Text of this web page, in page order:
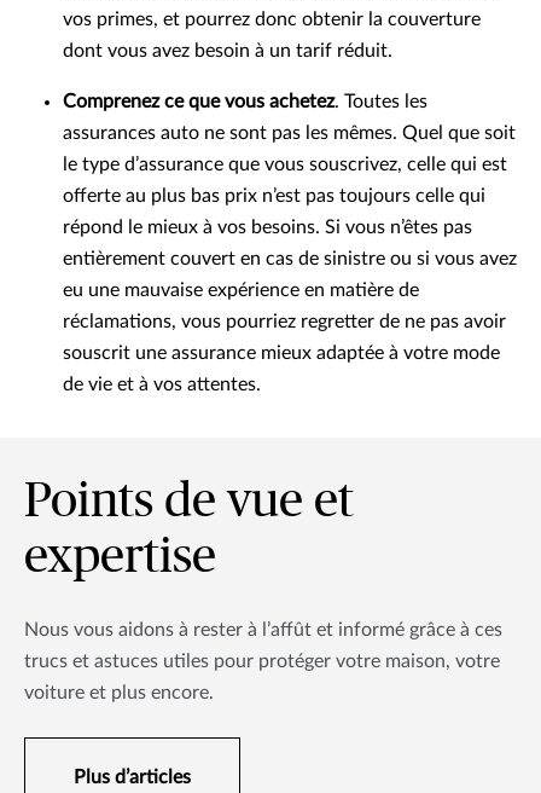
vos primes, et pourrez donc obtenir la couverture
dont vous avez besoin à un tarif réduit.
Comprenez ce que vous achetez. Toutes les
assurances auto ne sont pas les mêmes. Quel que soit
le type d’assurance que vous souscrivez, celle qui est
offerte au plus bas prix n’est pas toujours celle qui
répond le mieux à vos besoins. Si vous n’êtes pas
entièrement couvert en cas de sinistre ou si vous avez
eu une mauvaise expérience en matière de
réclamations, vous pourriez regretter de ne pas avoir
souscrit une assurance mieux adaptée à votre mode
de vie et à vos attentes.
Points de vue et
expertise
Nous vous aidons à rester à l’affût et informé grâce à ces
trucs et astuces utiles pour protéger votre maison, votre
voiture et plus encore.
Plus d’articles